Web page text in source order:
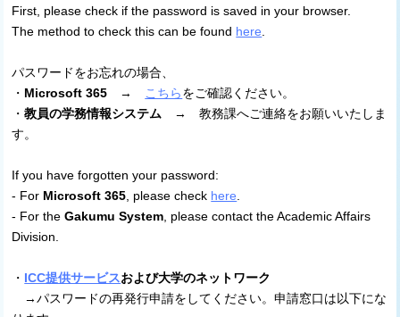
First, please check if the password is saved in your browser.
The method to check this can be found here.
パスワードをお忘れの場合、
・ Microsoft 365 → こちら をご確認ください。
・教員の学務情報システム → 教務課へご連絡をお願いいたしま
す。
If you have forgotten your password:
- For Microsoft 365, please check here.
- For theGakumu System, please contact the Academic Affairs
Division.
・ ICC提供サービスおよび大学のネットワーク
→パスワードの再発行申請をしてください。申請窓口は以下にな